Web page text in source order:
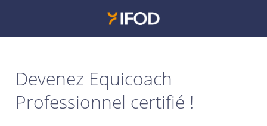
Devenez Equicoach
Professionnel certifié !